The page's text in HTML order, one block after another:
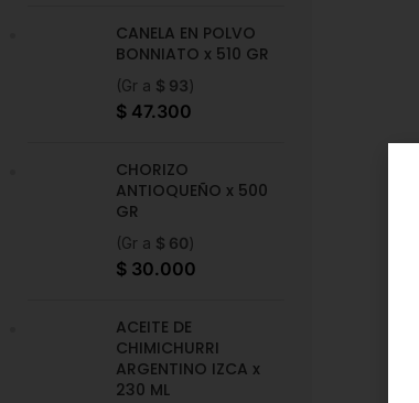
CANELA EN POLVO
BONNIATO x 510 GR
(Gr a $ 93)
$ 47.300
CHORIZO
ANTIOQUEÑO x 500
GR
(Gr a $ 60)
$ 30.000
ACEITE DE
CHIMICHURRI
ARGENTINO IZCA x
230 ML